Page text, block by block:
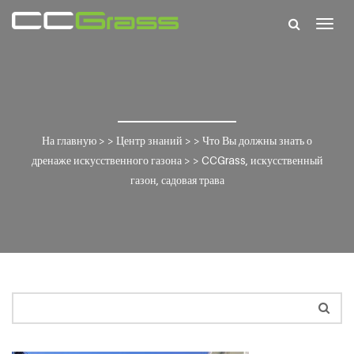
На главную > > Центр знаний > > Что Вы должны знать о
дренаже искусственного газона> > CCGrass, искусственный
газон, садовая трава